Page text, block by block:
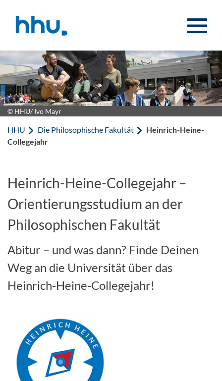
© HHU/ Ivo Mayr
HHU Die Philosophische Fakultät
Heinrich-Heine-
Collegejahr
Heinrich-Heine-Collegejahr –
Orientierungsstudium an der
Philosophischen Fakultät
Abitur – und was dann? Finde Deinen
Weg an die Universität über das
Heinrich-Heine-Collegejahr!